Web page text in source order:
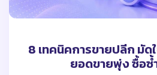
8 เทคนิคการขายปลีก มัด
ยอดขายพุ่ง ซื้อซ้